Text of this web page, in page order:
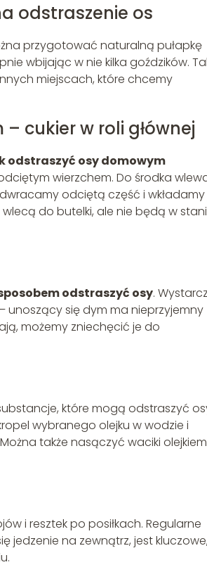
odstraszenie os
przygotować naturalną pułapkę
wbijając w nie kilka goździków.
miejscach, które chcemy
cukier w roli głównej
odstraszyć osy domowym
wierzchem. Do środka
odciętą część i wkładamy
do butelki, ale nie będą w
odstraszyć osy.
unoszący się dym ma nieprzyjemny
możemy zniechęcić je do
które mogą odstraszyć
wybranego olejku w wodzie i
także nasączyć waciki
i resztek po posiłkach. Regularne
jedzenie na zewnątrz, jest kluczowe,